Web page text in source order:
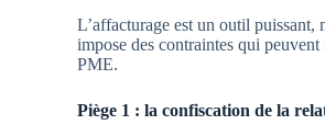
L’affacturage est un outil puissant,
impose des contraintes qui
PME.
Piège 1 : la confiscation de la